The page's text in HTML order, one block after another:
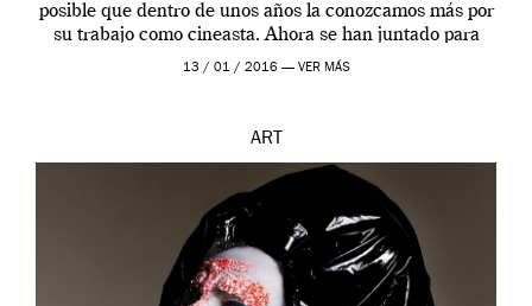
posible que dentro de unos años la conozcamos más por
su trabajo como cineasta. Ahora se han juntado para
contarnos una […]
13 / 01 / 2016 — VER MÁS
ART